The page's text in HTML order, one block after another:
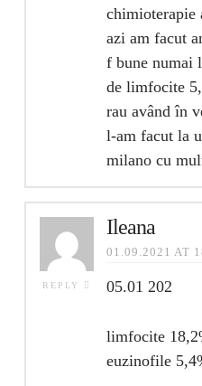
chimioterapie
azi am facut
f bune numai
de limfocite
rau având în
l-am facut la
milano cu
REPLY
Ileana
01.09.2021 AT
05.01 202
limfocite
euzinofile